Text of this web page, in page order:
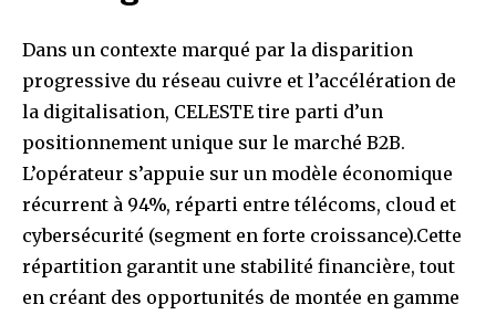
Dans un contexte marqué par la disparition
progressive du réseau cuivre et l’accélération de
la digitalisation, CELESTE tire parti d’un
positionnement unique sur le marché B2B.
L’opérateur s’appuie sur un modèle économique
récurrent à 94%, réparti entre télécoms, cloud et
cybersécurité (segment en forte croissance).Cette
répartition garantit une stabilité financière, tout
en créant des opportunités de montée en gamme